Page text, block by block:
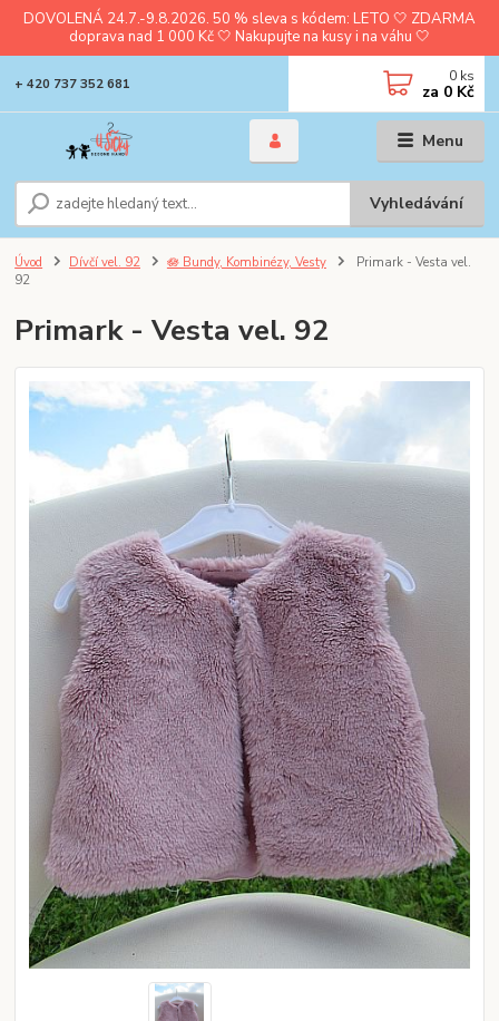
DOVOLENÁ 24.7.-9.8.2026. 50 % sleva s kódem: LETO 🤍 ZDARMA
doprava nad 1 000 Kč 🤍 Nakupujte na kusy i na váhu 🤍
Menu
Vyhledávání
+ 420 737 352 681 0 ks
za 0 Kč
Úvod Dívčí vel. 92 🪷 Bundy, Kombinézy, Vesty
Primark - Vesta vel.
92
Primark - Vesta vel. 92